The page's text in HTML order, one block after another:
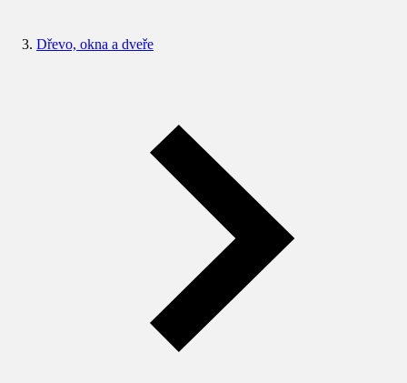
Dřevo, okna a dveře